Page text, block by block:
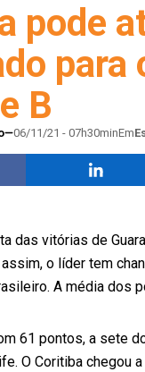
pode
para
B
06/11/21 - 07h30minEm
das vitórias de
o líder tem
A média dos
61 pontos, a sete
O Coritiba chegou